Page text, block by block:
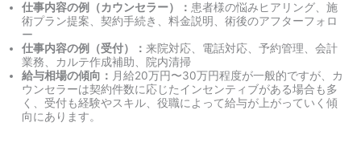
仕事内容の例（カウンセラー）： 患者様の悩みヒアリング、施
術プラン提案、契約手続き、料金説明、術後のアフターフォロ
ー
仕事内容の例（受付）： 来院対応、電話対応、予約管理、会計
業務、カルテ作成補助、院内清掃
給与相場の傾向： 月給20万円〜30万円程度が一般的ですが、カ
ウンセラーは契約件数に応じたインセンティブがある場合も多
く、受付も経験やスキル、役職によって給与が上がっていく傾
向にあります。